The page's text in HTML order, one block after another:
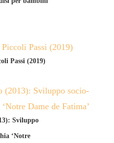
Passi (2019)
Sviluppo
‘Notre